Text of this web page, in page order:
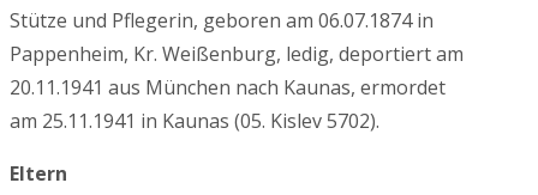
Stütze und Pflegerin, geboren am 06.07.1874 in
Pappenheim, Kr. Weißenburg, ledig, deportiert am
20.11.1941 aus München nach Kaunas, ermordet
am 25.11.1941 in Kaunas (05. Kislev 5702).
Eltern